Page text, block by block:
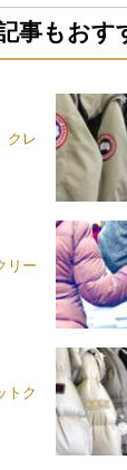
事もおす
クレ
リー
トク